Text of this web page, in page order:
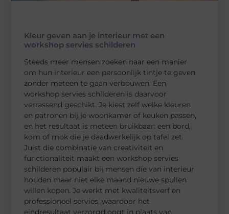
Kleur geven aan je interieur met een
workshop servies schilderen
Steeds meer mensen zoeken naar een manier
om hun interieur een persoonlijk tintje te geven
zonder meteen te gaan verbouwen. Een
workshop servies schilderen is daarvoor
verrassend geschikt. Je kiest zelf welke kleuren
en patronen bij je woonkamer of keuken passen,
en het resultaat is meteen bruikbaar: een bord,
kom of mok die je daadwerkelijk op tafel zet.
Juist die combinatie van creativiteit en
functionaliteit maakt een workshop servies
schilderen populair bij mensen die van interieur
houden maar niet elke maand nieuwe spullen
willen kopen. Je werkt met kwaliteitsverf en
professioneel servies, waardoor het
eindresultaat verzorgd oogt in plaats van